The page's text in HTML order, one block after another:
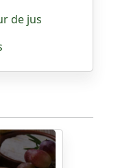
de jus